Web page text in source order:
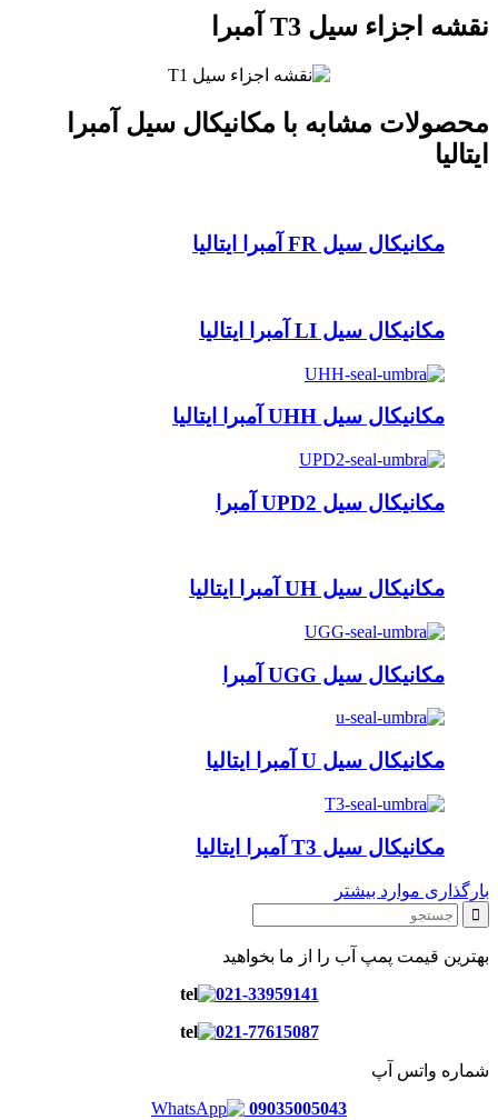
نقشه اجزاء سیل T3 آمبرا
محصولات مشابه با مکانیکال سیل آمبرا
ایتالیا
مکانیکال سیل FR آمبرا ایتالیا
مکانیکال سیل LI آمبرا ایتالیا
مکانیکال سیل UHH آمبرا ایتالیا
مکانیکال سیل UPD2 آمبرا
مکانیکال سیل UH آمبرا ایتالیا
مکانیکال سیل UGG آمبرا
مکانیکال سیل U آمبرا ایتالیا
مکانیکال سیل T3 آمبرا ایتالیا
بارگذاری موارد بیشتر
بهترین قیمت پمپ آب را از ما بخواهید
021-33959141
021-77615087
شماره واتس آپ
09035005043